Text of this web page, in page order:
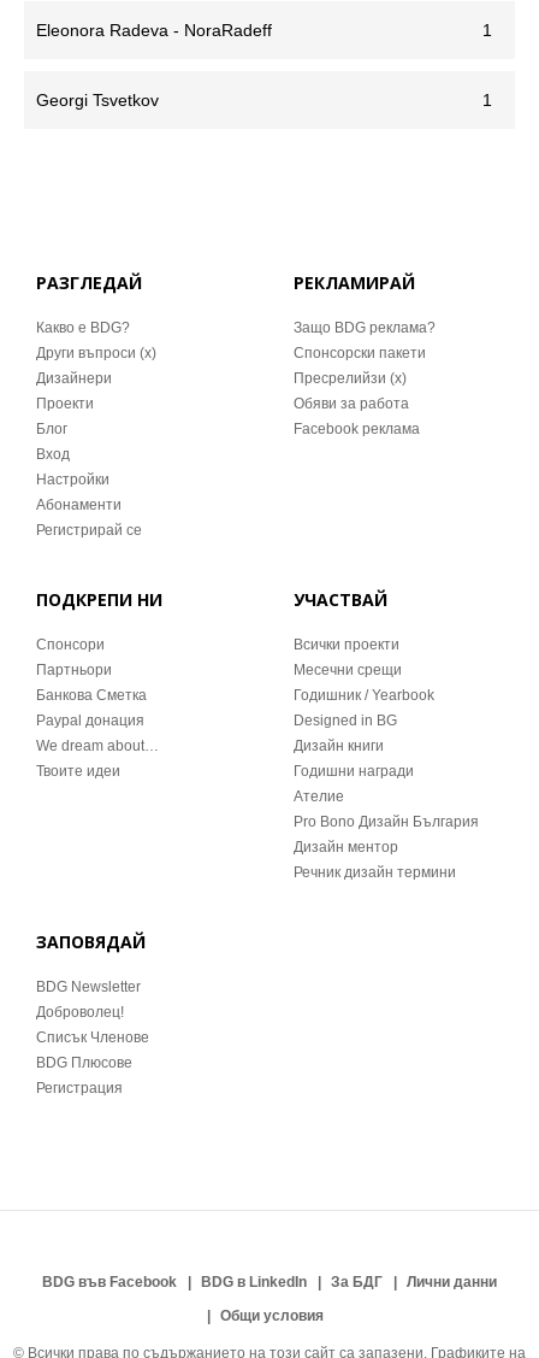
Eleonora Radeva - NoraRadeff 1
Georgi Tsvetkov 1
РАЗГЛЕДАЙ
Какво е BDG?
Други въпроси (x)
Дизайнери
Проекти
Блог
Вход
Настройки
Абонаменти
Регистрирай се
РЕКЛАМИРАЙ
Защо BDG реклама?
Спонсорски пакети
Пресрелийзи (x)
Обяви за работа
Facebook реклама
ПОДКРЕПИ НИ
Спонсори
Партньори
Банкова Сметка
Paypal донация
We dream about…
Твоите идеи
УЧАСТВАЙ
Всички проекти
Месечни срещи
Годишник / Yearbook
Designed in BG
Дизайн книги
Годишни награди
Ателие
Pro Bono Дизайн България
Дизайн ментор
Речник дизайн термини
ЗАПОВЯДАЙ
BDG Newsletter
Доброволец!
Списък Членове
BDG Плюсове
Регистрация
BDG във Facebook BDG в LinkedIn За БДГ
Лични данни
Общи условия
© Всички права по съдържанието на този сайт са запазени. Графиките на